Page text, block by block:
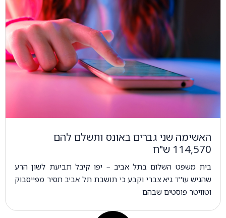
האשימה שני גברים באונס ותשלם להם
114,570 ש"ח
בית משפט השלום בתל אביב – יפו קיבל תביעת לשון הרע
שהגיש עו"ד גיא צברי וקבע כי תושבת תל אביב תסיר מפייסבוק
וטוויטר פוסטים שבהם